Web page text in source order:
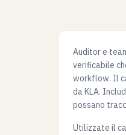
Auditor e
verificabile
workflow. Il
da KLA.
possano
Utilizzate il